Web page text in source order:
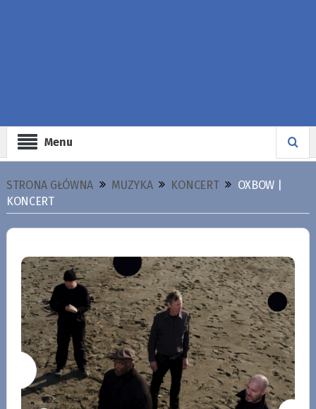
Menu
STRONA GŁÓWNA MUZYKA KONCERT
OXBOW |
KONCERT